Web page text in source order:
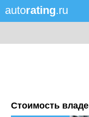
autorating.ru
Стоимость